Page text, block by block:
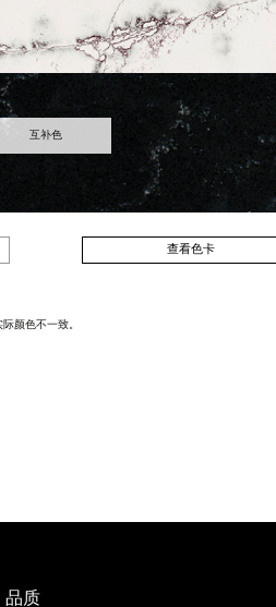
互补色
查看色卡
颜色不一致。
品质